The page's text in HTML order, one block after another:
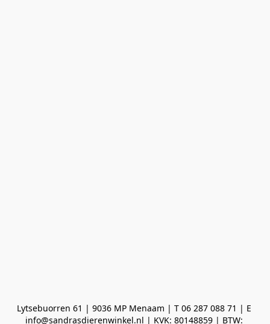
Lytsebuorren 61 | 9036 MP Menaam | T 06 287 088 71 | E
info@sandrasdierenwinkel.nl | KVK: 80148859 | BTW: